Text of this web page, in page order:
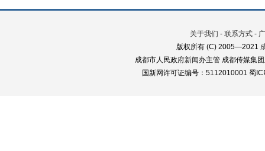
关于我们 - 联系方式 -
版权所有 (C) 2005—2021
成都市人民政府新闻办主管 成都传媒集
国新网许可证编号：5112010001 蜀